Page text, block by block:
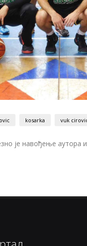
kosarka vuk
је навођење аутора